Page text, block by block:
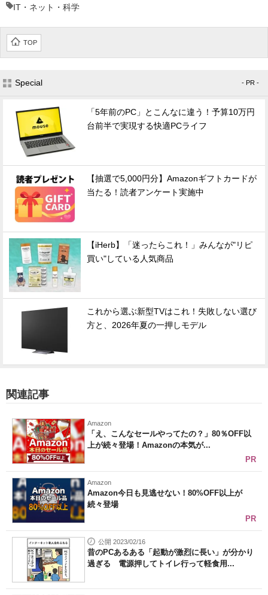
IT・ネット・科学
TOP
Special - PR -
「5年前のPC」とこんなに違う！予算10万円
台前半で実現する快適PCライフ
【抽選で5,000円分】Amazonギフトカードが
当たる！読者アンケート実施中
【iHerb】「迷ったらこれ！」みんなが"リピ
買い"している人気商品
これから選ぶ新型TVはこれ！失敗しない選び
方と、2026年夏の一押しモデル
関連記事
Amazon
「え、こんなセールやってたの？」80％OFF以
上が続々登場！Amazonの本気が...
PR
Amazon
Amazon今日も見逃せない！80%OFF以上が
続々登場
PR
公開 2023/02/16
昔のPCあるある「起動が激烈に長い」が分かり
過ぎる 電源押してトイレ行って軽食用...